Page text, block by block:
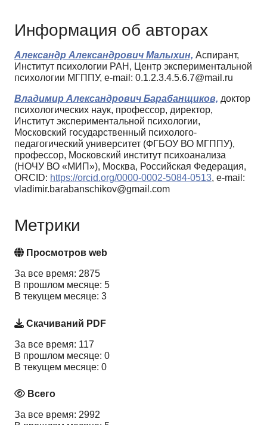
Информация об авторах
Александр Александрович Малыхин, Аспирант,
Институт психологии РАН, Центр экспериментальной
психологии МГППУ, e-mail: 0.1.2.3.4.5.6.7@mail.ru
Владимир Александрович Барабанщиков, доктор
психологических наук, профессор, директор,
Институт экспериментальной психологии,
Московский государственный психолого-
педагогический университет (ФГБОУ ВО МГППУ),
профессор, Московский институт психоанализа
(НОЧУ ВО «МИП»), Москва, Российская Федерация,
ORCID: https://orcid.org/0000-0002-5084-0513, e-mail:
vladimir.barabanschikov@gmail.com
Метрики
Просмотров web
За все время: 2875
В прошлом месяце: 5
В текущем месяце: 3
Скачиваний PDF
За все время: 117
В прошлом месяце: 0
В текущем месяце: 0
Всего
За все время: 2992